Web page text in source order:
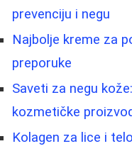
prevenciju i negu
Najbolje kreme za
preporuke
Saveti za negu
kozmetičke
Kolagen za lice i